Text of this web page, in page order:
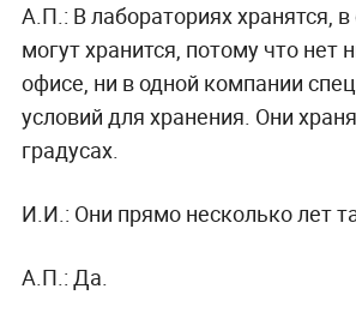
А.П.: В лабораториях хранятся,
могут хранится, потому что нет
офисе, ни в одной компании
условий для хранения. Они
градусах.
И.И.: Они прямо несколько лет
А.П.: Да.